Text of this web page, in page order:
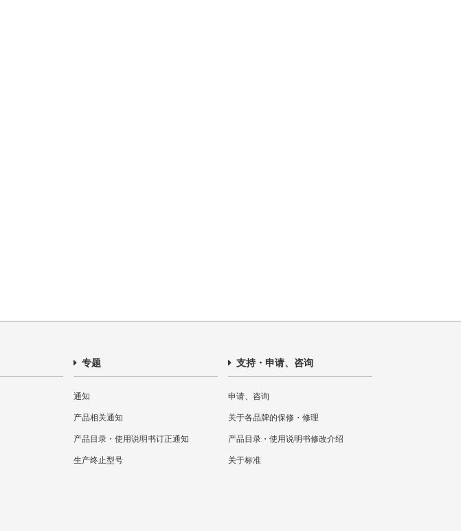
专题
通知
产品相关通知
产品目录・使用说明书订正通知
生产终止型号
支持・申请、咨询
申请、咨询
关于各品牌的保修・修理
产品目录・使用说明书修改介绍
关于标准